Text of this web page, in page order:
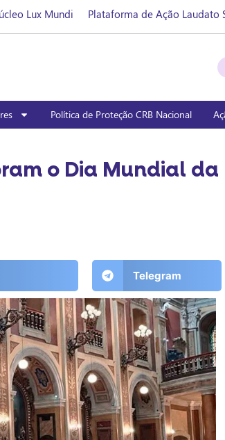
Lux Mundi Plataforma de Ação Laudato
Política de Proteção CRB Nacional
o Dia Mundial da
Telegram